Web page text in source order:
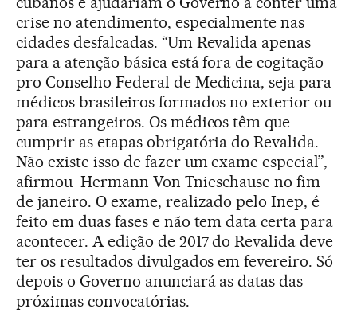
crise no atendimento, especialmente nas
cidades desfalcadas. “Um Revalida apenas
para a atenção básica está fora de cogitação
pro Conselho Federal de Medicina, seja para
médicos brasileiros formados no exterior ou
para estrangeiros. Os médicos têm que
cumprir as etapas obrigatória do Revalida.
Não existe isso de fazer um exame especial”,
afirmou Hermann Von Tniesehause no fim
de janeiro. O exame, realizado pelo Inep, é
feito em duas fases e não tem data certa para
acontecer. A edição de 2017 do Revalida deve
ter os resultados divulgados em fevereiro. Só
depois o Governo anunciará as datas das
próximas convocatórias.